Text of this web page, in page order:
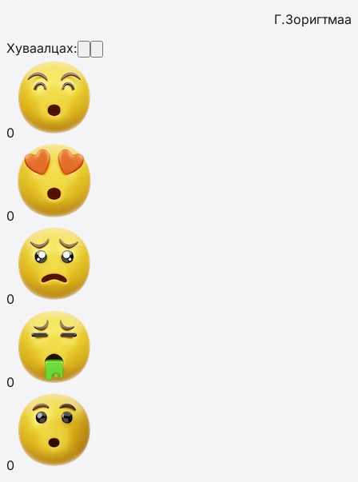
Г.Зоригтмаа
Хуваалцах:
0
0
0
0
0